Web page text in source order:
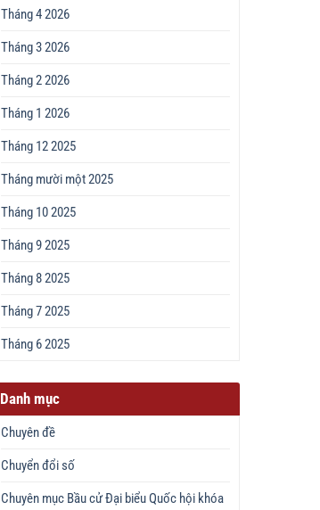
Tháng 4 2026
Tháng 3 2026
Tháng 2 2026
Tháng 1 2026
Tháng 12 2025
Tháng mười một 2025
Tháng 10 2025
Tháng 9 2025
Tháng 8 2025
Tháng 7 2025
Tháng 6 2025
Danh mục
Chuyên đề
Chuyển đổi số
Chuyên mục Bầu cử Đại biểu Quốc hội khóa